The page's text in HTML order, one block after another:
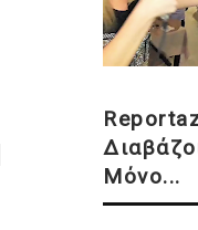
Μόνο...